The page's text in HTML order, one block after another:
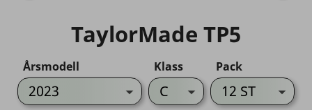
TaylorMade TP5
Årsmodell Klass Pack